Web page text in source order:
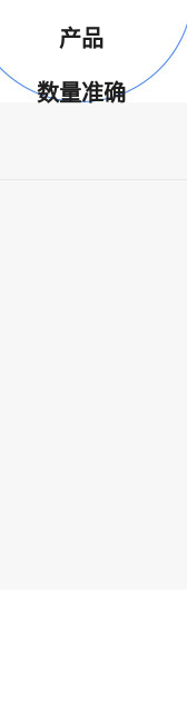
产品
数量准确